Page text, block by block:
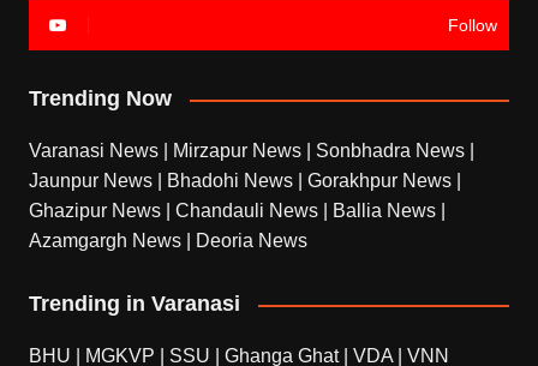
Follow
Trending Now
Varanasi News Mirzapur News Sonbhadra News
Jaunpur News
Bhadohi News Gorakhpur News
Ghazipur News
Chandauli News Ballia News
Azamgargh News
Deoria News
Trending in Varanasi
BHU MGKVP SSU Ghanga Ghat| VDA VNN